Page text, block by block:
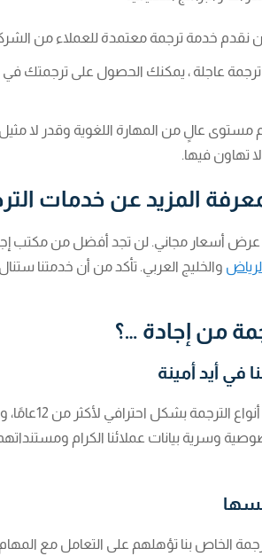
نقدم خدمة ترجمة معتمدة للعملاء من
ترجمة عاجلة ، يمكنك الحصول على ترجمتك
مستوى عالٍ من المهارة اللغوية وقدر لا
تهاون فيها.
المزيد عن خدمات
عرض أسعار مجاني. لن تجد أفضل من مكتب
والخليج العربي. تأكد من أن خدمتنا
من إجادة …؟
في أيد أمينة
نحن نعمل على
وسرية بيانات عملائنا الكرام
الخاص بنا تؤهلهم على التعامل مع المهام